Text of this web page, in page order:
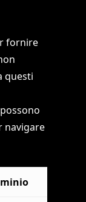
fornire
questi
navigare